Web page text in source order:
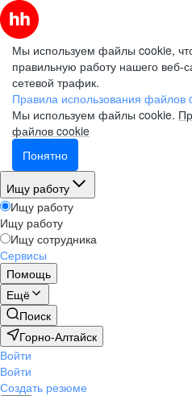
Мы используем файлы cookie,
правильную работу нашего веб-
сетевой трафик.
Правила использования файлов
Мы используем файлы cookie.
файлов cookie
Понятно
Ищу работу
Ищу работу
Ищу работу
Ищу сотрудника
Сервисы
Помощь
Ещё
Поиск
Горно-Алтайск
Войти
Войти
Создать резюме